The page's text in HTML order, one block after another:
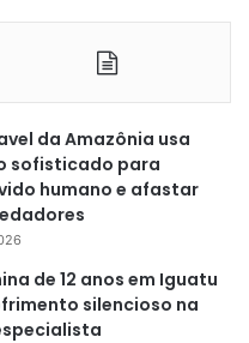
da Amazônia usa
sofisticado para
humano e afastar
de 12 anos em Iguatu
silencioso na